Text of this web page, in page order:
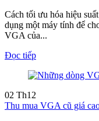
Cách tối ưu hóa hiệu
dụng một máy tính để
VGA của...
Đọc tiếp
02 Th12
Thu mua VGA cũ giá